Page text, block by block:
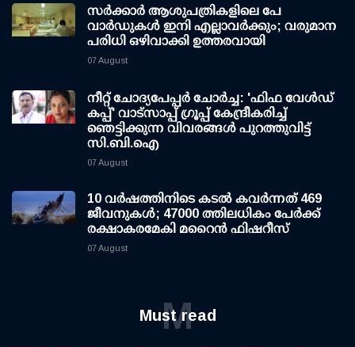
സര്‍ക്കാര്‍ ആശുപത്രികളിലെ പേ
വാര്‍ഡുകള്‍ ഇനി എല്ലാവര്‍ക്കും; വരുമാന
പരിധി ഒഴിവാക്കി ഉത്തരവായി
07 August
നീറ്റ് ചോദ്യപേപ്പര്‍ ചോര്‍ച്ച: 'ഫിഫ വേള്‍ഡ്
കപ്പ്' വാട്സാപ്പ് ഗ്രൂപ്പ് കേന്ദ്രീകരിച്ച്
ഞെട്ടിക്കുന്ന വിവരങ്ങള്‍ പുറത്തുവിട്ട്
സി.ബി.ഐ
07 August
10 വര്‍ഷത്തിനിടെ കടല്‍ കവര്‍ന്നത് 469
ജീവനുകള്‍; 47000 ത്തിലധികം പേര്‍ക്ക്
രക്ഷാകരമേകി മറൈന്‍ ഫിഷറീസ്
07 August
Must read
M